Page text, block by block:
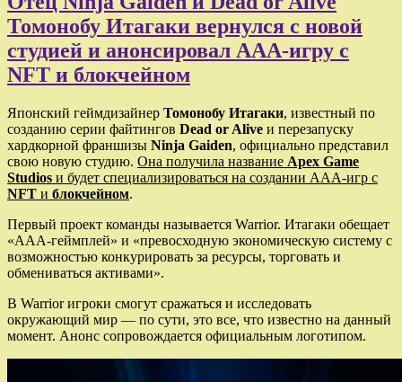
Томонобу Итагаки вернулся с новой
студией и анонсировал ААА-игру с
NFT и блокчейном
Японский геймдизайнер Томонобу Итагаки, известный по
созданию серии файтингов Dead or Alive и перезапуску
хардкорной франшизы Ninja Gaiden, официально представил
свою новую студию. Она получила название Apex Game
Studios и будет специализироваться на создании ААА-игр с
NFT и блокчейном.
Первый проект команды называется Warrior. Итагаки обещает
«AAA-геймплей» и «превосходную экономическую систему с
возможностью конкурировать за ресурсы, торговать и
обмениваться активами».
В Warrior игроки смогут сражаться и исследовать
окружающий мир — по сути, это все, что известно на данный
момент. Анонс сопровождается официальным логотипом.